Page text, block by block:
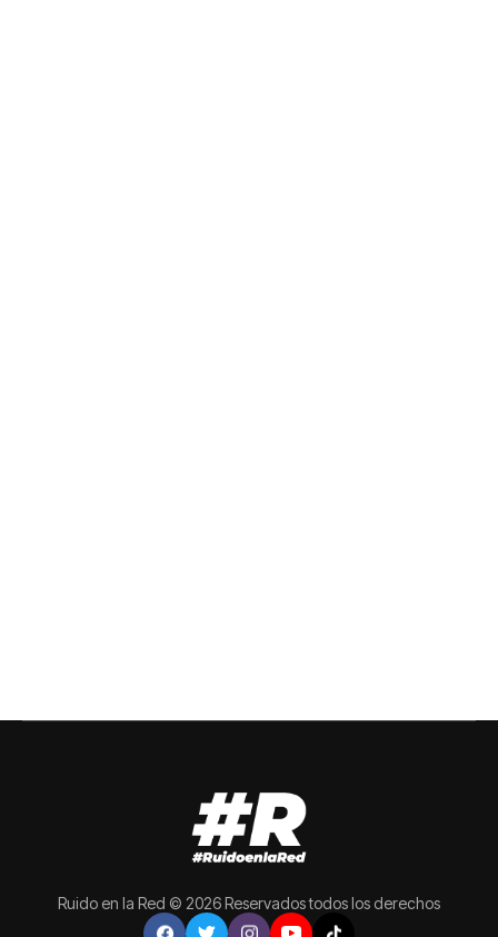
Ruido en la Red © 2026 Reservados todos los derechos